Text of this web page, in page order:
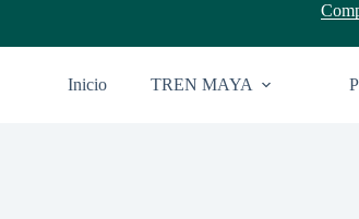
Inicio TREN MAYA